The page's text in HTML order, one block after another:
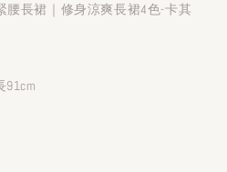
腰長裙｜修身涼爽長裙4色-卡其
91cm